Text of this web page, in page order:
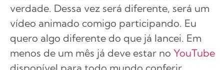
verdade. Dessa vez será diferente, será um
vídeo animado comigo participando. Eu
quero algo diferente do que já lancei. Em
menos de um mês já deve estar no YouTube